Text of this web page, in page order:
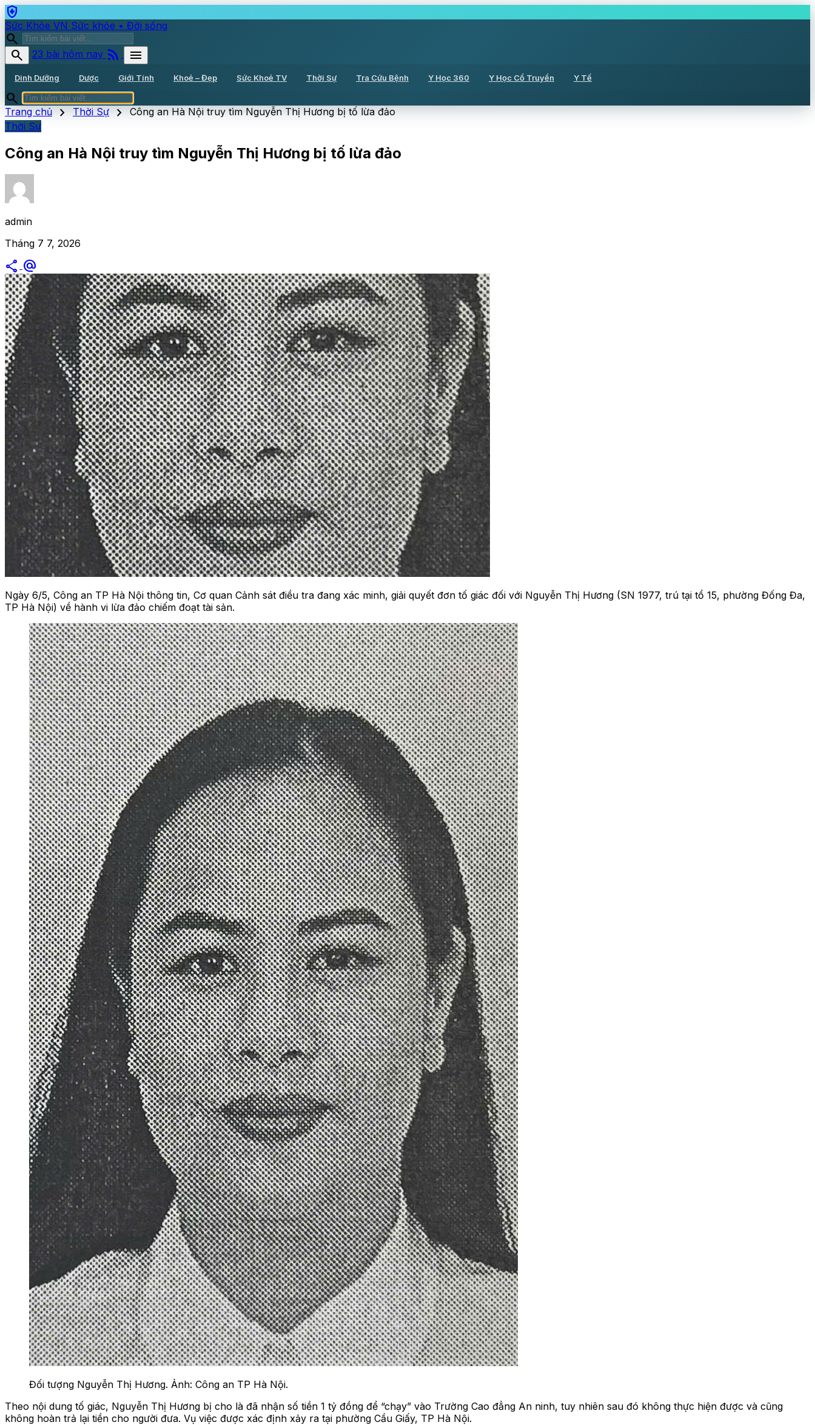
health_and_safety
Sức Khỏe VN Sức khỏe • Đời sống
search
search
23 bài hôm nay rss_feed menu
Dinh Dưỡng Dược Giới Tính Khoẻ – Đẹp Sức Khoẻ TV Thời Sự Tra Cứu Bệnh Y Học 360 Y Học Cổ Truyền Y Tế
search
Trang chủ chevron_right Thời Sự chevron_right Công an Hà Nội truy tìm Nguyễn Thị Hương bị tố lừa đảo
Thời Sự
Công an Hà Nội truy tìm Nguyễn Thị Hương bị tố lừa đảo
admin
Tháng 7 7, 2026
share alternate_email
Ngày 6/5, Công an TP Hà Nội thông tin, Cơ quan Cảnh sát điều tra đang xác minh, giải quyết đơn tố giác đối với Nguyễn Thị Hương (SN 1977, trú tại tổ 15, phường Đống Đa,
TP Hà Nội) về hành vi lừa đảo chiếm đoạt tài sản.
Đối tượng Nguyễn Thị Hương. Ảnh: Công an TP Hà Nội.
Theo nội dung tố giác, Nguyễn Thị Hương bị cho là đã nhận số tiền 1 tỷ đồng để “chạy” vào Trường Cao đẳng An ninh, tuy nhiên sau đó không thực hiện được và cũng
không hoàn trả lại tiền cho người đưa. Vụ việc được xác định xảy ra tại phường Cầu Giấy, TP Hà Nội.